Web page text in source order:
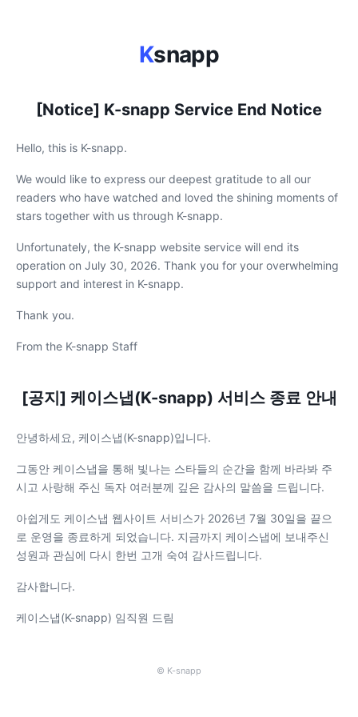
Ksnapp
[Notice] K-snapp Service End Notice
Hello, this is K-snapp.
We would like to express our deepest gratitude to all our
readers who have watched and loved the shining moments of
stars together with us through K-snapp.
Unfortunately, the K-snapp website service will end its
operation on July 30, 2026. Thank you for your overwhelming
support and interest in K-snapp.
Thank you.
From the K-snapp Staff
[공지] 케이스냅(K-snapp) 서비스 종료 안내
안녕하세요, 케이스냅(K-snapp)입니다.
그동안 케이스냅을 통해 빛나는 스타들의 순간을 함께 바라봐 주
시고 사랑해 주신 독자 여러분께 깊은 감사의 말씀을 드립니다.
아쉽게도 케이스냅 웹사이트 서비스가 2026년 7월 30일을 끝으
로 운영을 종료하게 되었습니다. 지금까지 케이스냅에 보내주신
성원과 관심에 다시 한번 고개 숙여 감사드립니다.
감사합니다.
케이스냅(K-snapp) 임직원 드림
© K-snapp